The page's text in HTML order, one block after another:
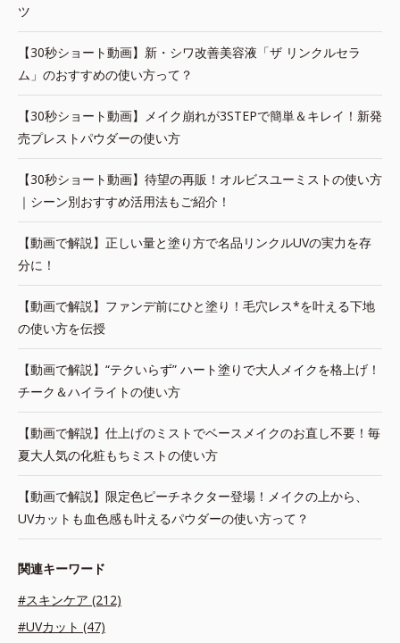
ツ
【30秒ショート動画】新・シワ改善美容液「ザ リンクルセラ
ム」のおすすめの使い方って？
【30秒ショート動画】メイク崩れが3STEPで簡単＆キレイ！新発
売プレストパウダーの使い方
【30秒ショート動画】待望の再販！オルビスユーミストの使い方
｜シーン別おすすめ活用法もご紹介！
【動画で解説】正しい量と塗り方で名品リンクルUVの実力を存
分に！
【動画で解説】ファンデ前にひと塗り！毛穴レス*を叶える下地
の使い方を伝授
【動画で解説】“テクいらず” ハート塗りで大人メイクを格上げ！
チーク＆ハイライトの使い方
【動画で解説】仕上げのミストでベースメイクのお直し不要！毎
夏大人気の化粧もちミストの使い方
【動画で解説】限定色ピーチネクター登場！メイクの上から、
UVカットも血色感も叶えるパウダーの使い方って？
関連キーワード
#スキンケア (212)
#UVカット (47)